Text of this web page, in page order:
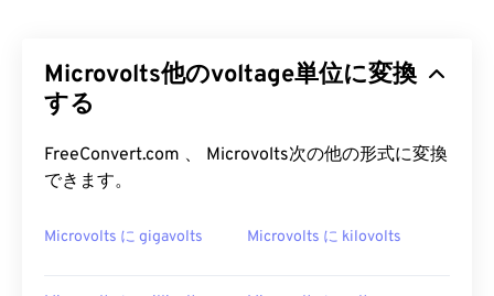
Microvolts他のvoltage単位に変換
する
FreeConvert.com 、 Microvolts次の他の形式に変換
できます。
Microvolts に gigavolts Microvolts に kilovolts